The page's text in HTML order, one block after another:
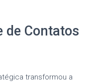
de Contatos
transformou a